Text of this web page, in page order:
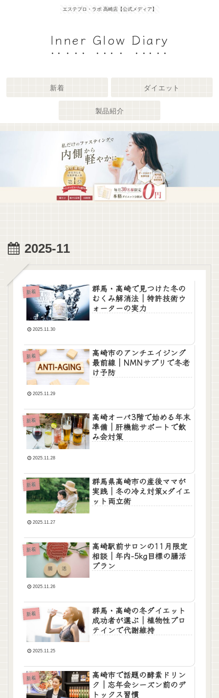
エステプロ・ラボ 高崎店【公式メディア】
Inner Glow Diary
新着 ダイエット
製品紹介
2025-11
新着
群馬・高崎で見つけた冬の
むくみ解消法｜特許技術ウ
ォーターの実力
2025.11.30
新着
高崎市のアンチエイジング
最前線｜NMNサプリで冬老
け予防
2025.11.29
新着
高崎オーパ3階で始める年末
準備｜肝機能サポートで飲
み会対策
2025.11.28
新着
群馬県高崎市の産後ママが
実践｜冬の冷え対策×ダイエ
ット両立術
2025.11.27
新着
高崎駅前サロンの11月限定
相談｜年内-5kg目標の腸活
プラン
2025.11.26
新着
群馬・高崎の冬ダイエット
成功者が選ぶ｜植物性プロ
テインで代謝維持
2025.11.25
新着
高崎市で話題の酵素ドリン
ク｜忘年会シーズン前のデ
トックス習慣